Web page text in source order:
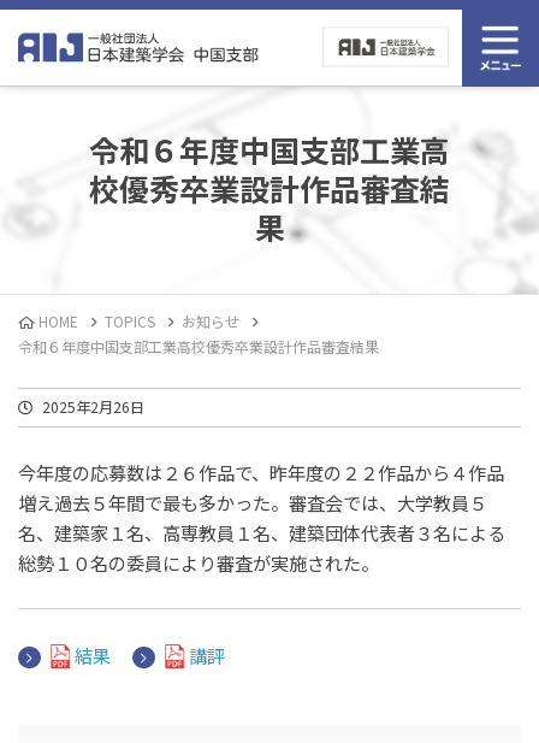
令和６年度中国支部工業高
校優秀卒業設計作品審査結
果
HOME TOPICS
お知らせ
令和６年度中国支部工業高校優秀卒業設計作品審査結果
2025年2月26日
今年度の応募数は２６作品で、昨年度の２２作品から４作品
増え過去５年間で最も多かった。審査会では、大学教員５
名、建築家１名、高専教員１名、建築団体代表者３名による
総勢１０名の委員により審査が実施された。
結果 講評